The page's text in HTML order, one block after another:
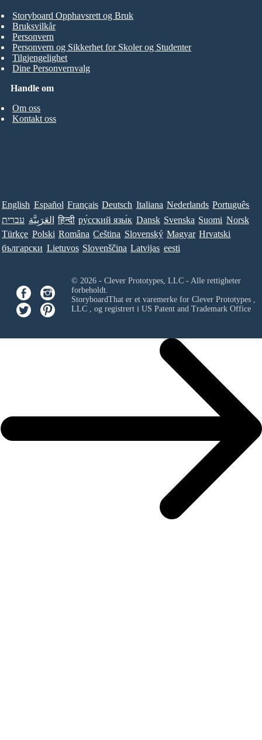
Handle om
Om oss
Kontakt oss
Storyboard Opphavsrett og Bruk
Bruksvilkår
Personvern
Personvern og Sikkerhet for Skoler og Studenter
Tilgjengelighet
Dine Personvernvalg
English Español Français Deutsch Italiana Nederlands Português
עברית العَرَبِيَّة हिन्दी ру́сский язы́к Dansk Svenska Suomi Norsk
Türkçe Polski Româna Ceština Slovenský Magyar Hrvatski
български Lietuvos Slovenščina Latvijas eesti
© 2026 - Clever Prototypes, LLC - Alle rettigheter
forbeholdt.
StoryboardThat er et varemerke for Clever Prototypes ,
LLC, og registrert i US Patent and Trademark Office